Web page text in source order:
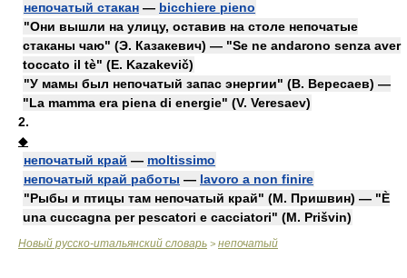
непочатый стакан — bicchiere pieno
"Они вышли на улицу, оставив на столе непочатые
стаканы чаю" (Э. Казакевич) — "Se ne andarono senza aver
toccato il tè" (E. Kazakevič)
"У мамы был непочатый запас энергии" (В. Вересаев) —
"La mamma era piena di energie" (V. Veresaev)
2.
◆
непочатый край — moltissimo
непочатый край работы — lavoro a non finire
"Рыбы и птицы там непочатый край" (М. Пришвин) — "È
una cuccagna per pescatori e cacciatori" (M. Prišvin)
Новый русско-итальянский словарь > непочатый